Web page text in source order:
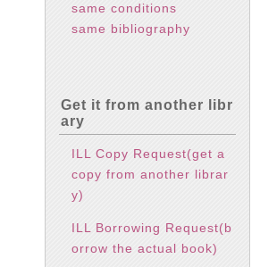
same conditions
same bibliography
Get it from another libr
ary
ILL Copy Request(get a
copy from another librar
y)
ILL Borrowing Request(b
orrow the actual book)